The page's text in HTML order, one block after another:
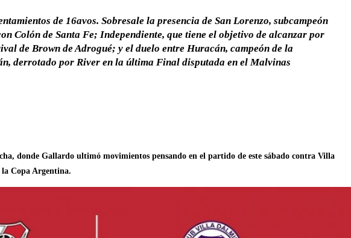
de 16avos. Sobresale la presencia de San Lorenzo, subcampeón
Colón de Santa Fe; Independiente, que tiene el objetivo de alcanzar por
de Brown de Adrogué; y el duelo entre Huracán, campeón de la
, derrotado por River en la última Final disputada en el Malvinas
donde Gallardo ultimó movimientos pensando en el partido de este sábado contra Villa
Copa Argentina.